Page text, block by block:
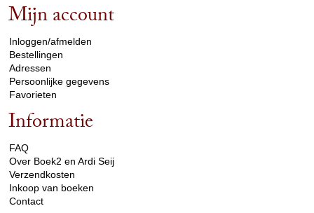
Mijn account
Inloggen/afmelden
Bestellingen
Adressen
Persoonlijke gegevens
Favorieten
Informatie
FAQ
Over Boek2 en Ardi Seij
Verzendkosten
Inkoop van boeken
Contact